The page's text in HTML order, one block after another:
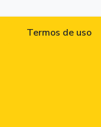
Termos de uso